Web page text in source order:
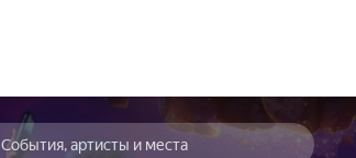
События, артисты и места